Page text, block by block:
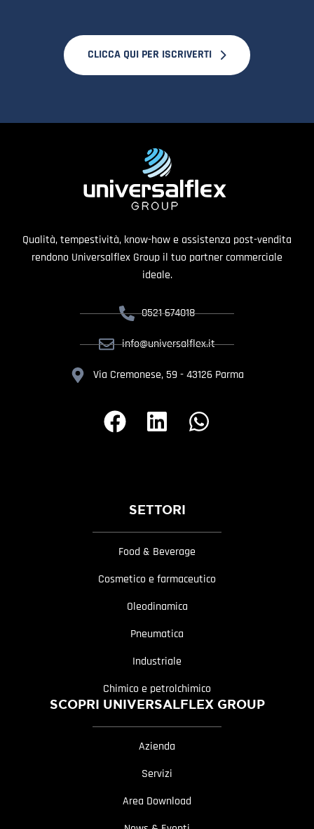
CLICCA QUI PER ISCRIVERTI
Qualità, tempestività, know-how e assistenza post-vendita
rendono Universalflex Group il tuo partner commerciale
ideale.
0521 674018
info@universalflex.it
Via Cremonese, 59 - 43126 Parma
SETTORI
Food & Beverage
Cosmetico e farmaceutico
Oleodinamica
Pneumatica
Industriale
Chimico e petrolchimico
SCOPRI UNIVERSALFLEX GROUP
Azienda
Servizi
Area Download